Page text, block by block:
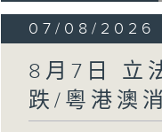
07/08/2026
8月7日 立
跌/粵港澳